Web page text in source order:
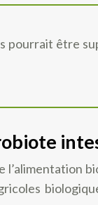
pourrait être